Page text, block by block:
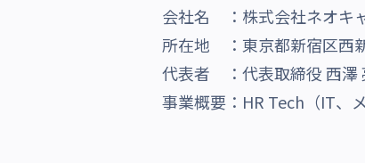
会社名 ：株式会社ネオキ
所在地 ：東京都新宿区西
代表者 ：代表取締役 西澤
事業概要：HR Tech（IT、